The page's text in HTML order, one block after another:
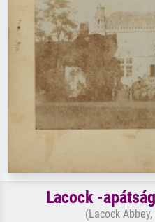
Lacock -
(Lacock